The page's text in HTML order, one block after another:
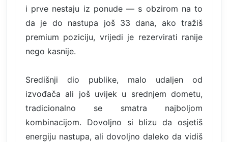
i prve nestaju iz ponude — s obzirom na to
da je do nastupa još 33 dana, ako tražiš
premium poziciju, vrijedi je rezervirati ranije
nego kasnije.
Središnji dio publike, malo udaljen od
izvođača ali još uvijek u srednjem dometu,
tradicionalno se smatra najboljom
kombinacijom. Dovoljno si blizu da osjetiš
energiju nastupa, ali dovoljno daleko da vidiš